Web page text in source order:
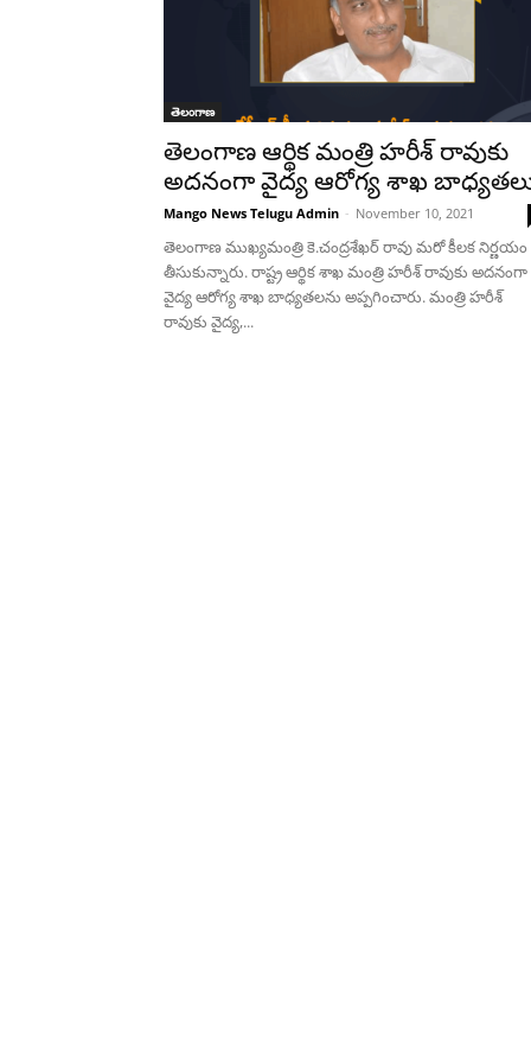
తెలంగాణ
తెలంగాణ ఆర్థిక మంత్రి హరీశ్‌ రావుకు
అదనంగా వైద్య ఆరోగ్య శాఖ
Mango News Telugu Admin - November 10, 2021
తెలంగాణ ముఖ్యమంత్రి కె.చంద్రశేఖర్ రావు మరో కీలక నిర్ణయం
తీసుకున్నారు. రాష్ట్ర ఆర్థిక శాఖ మంత్రి హరీశ్‌ రావుకు అదనంగా
వైద్య ఆరోగ్య శాఖ బాధ్యతలను అప్పగించారు. మంత్రి హరీశ్
రావుకు వైద్య,...